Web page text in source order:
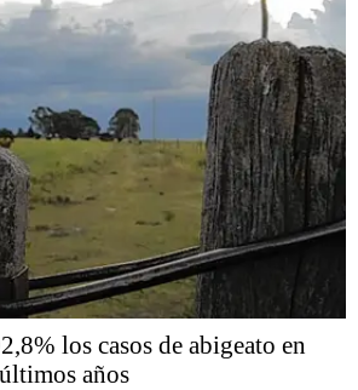
los casos de abigeato en
años